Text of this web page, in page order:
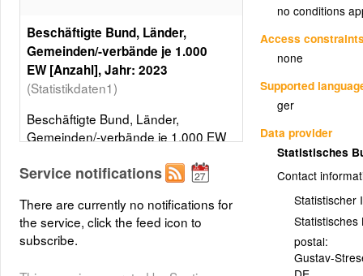
no conditions
Access
none
Supported
ger
Data provider
Statistisches
Contact
Statistischer
Statistisches
postal:
Gustav-
Beschäftigte Bund, Länder,
Gemeinden/-verbände je 1.000
EW [Anzahl], Jahr: 2023
(Statistikdaten1)
Beschäftigte Bund, Länder,
Gemeinden/-verbände je 1.000 EW
Städte (Niedersachsen), Jahr:
Besetzungen
Layer metadata (
Service notifications
There are currently no notifications for
the service, click the feed icon to
subscribe.